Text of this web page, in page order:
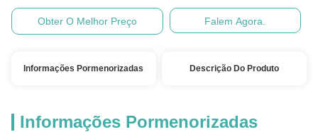
Obter O Melhor Preço Falem Agora.
Informações Pormenorizadas Descrição Do Produto
Informações Pormenorizadas